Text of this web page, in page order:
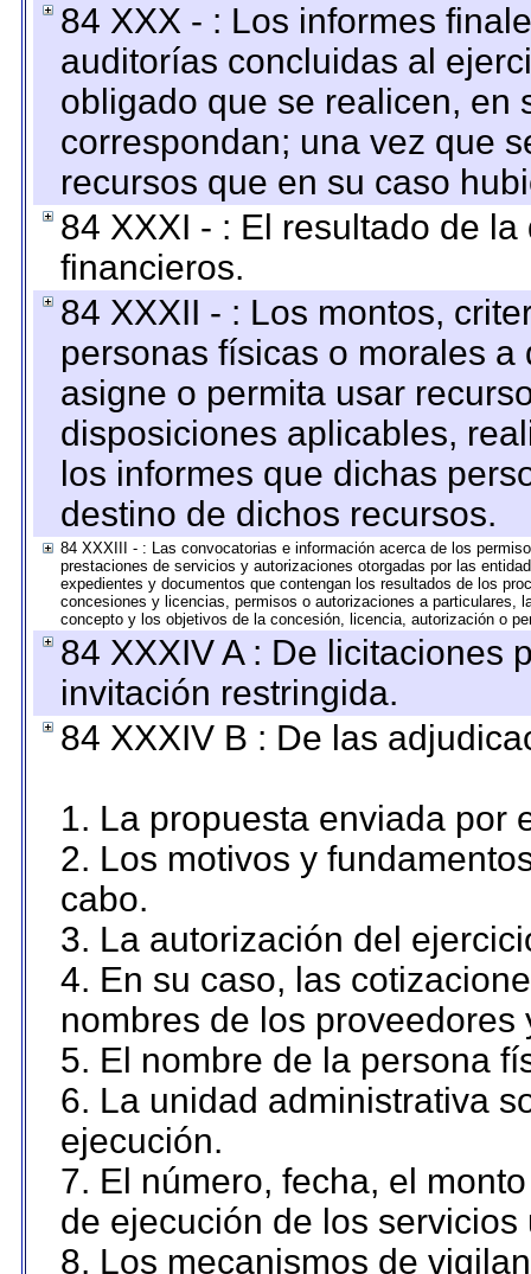
84 XXX - : Los informes
auditorías concluidas al
obligado que se realicen, en
correspondan; una vez que
recursos que en su caso
84 XXXI - : El resultado de
financieros.
84 XXXII - : Los montos,
personas físicas o morales
asigne o permita usar
disposiciones aplicables,
los informes que dichas
destino de dichos recursos.
84 XXXIII - : Las convocatorias e información acerca de los
prestaciones de servicios y autorizaciones otorgadas por las
expedientes y documentos que contengan los resultados de los
concesiones y licencias, permisos o autorizaciones a particulares,
concepto y los objetivos de la concesión, licencia, autorización o
84 XXXIV A : De licitaciones
invitación restringida.
84 XXXIV B : De las
1. La propuesta enviada por
2. Los motivos y
cabo.
3. La autorización del
4. En su caso, las
nombres de los proveedores
5. El nombre de la persona
6. La unidad administrativa
ejecución.
7. El número, fecha, el
de ejecución de los servicios
8. Los mecanismos de